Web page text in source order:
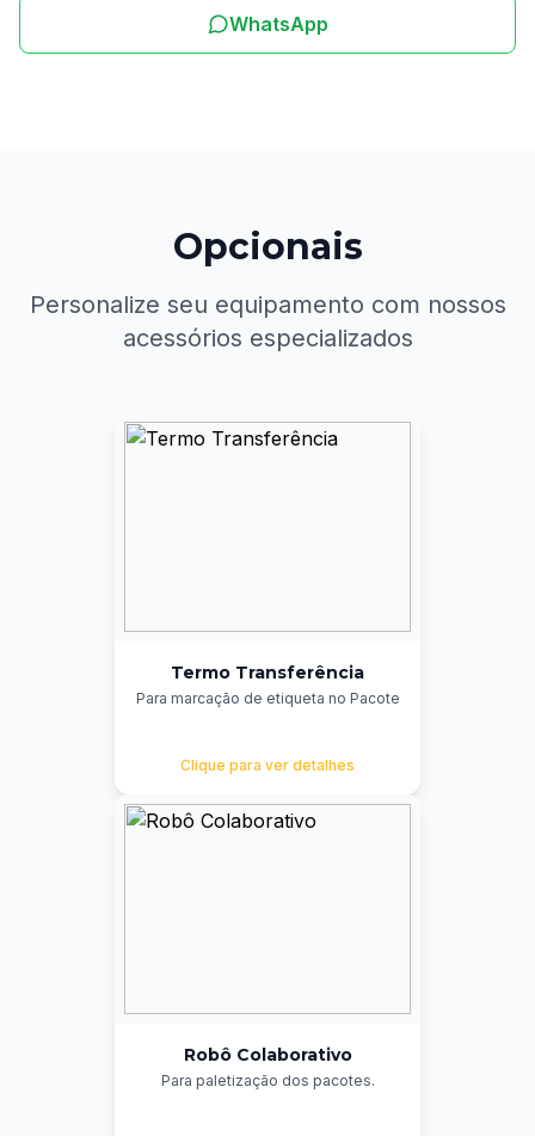
WhatsApp
Opcionais
Personalize seu equipamento com nossos
acessórios especializados
Termo Transferência
Para marcação de etiqueta no Pacote
Clique para ver detalhes
Robô Colaborativo
Para paletização dos pacotes.